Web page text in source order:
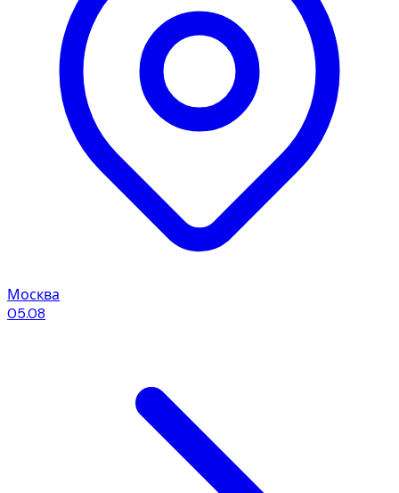
Москва
05.08